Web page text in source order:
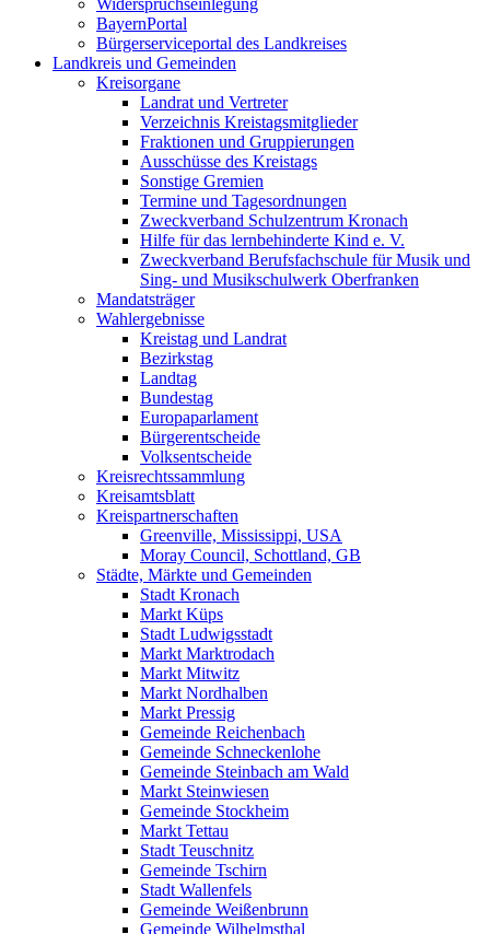
Widerspruchseinlegung
BayernPortal
Bürgerserviceportal des Landkreises
Landkreis und Gemeinden
Kreisorgane
Landrat und Vertreter
Verzeichnis Kreistagsmitglieder
Fraktionen und Gruppierungen
Ausschüsse des Kreistags
Sonstige Gremien
Termine und Tagesordnungen
Zweckverband Schulzentrum Kronach
Hilfe für das lernbehinderte Kind e. V.
Zweckverband Berufsfachschule für Musik und
Sing- und Musikschulwerk Oberfranken
Mandatsträger
Wahlergebnisse
Kreistag und Landrat
Bezirkstag
Landtag
Bundestag
Europaparlament
Bürgerentscheide
Volksentscheide
Kreisrechtssammlung
Kreisamtsblatt
Kreispartnerschaften
Greenville, Mississippi, USA
Moray Council, Schottland, GB
Städte, Märkte und Gemeinden
Stadt Kronach
Markt Küps
Stadt Ludwigsstadt
Markt Marktrodach
Markt Mitwitz
Markt Nordhalben
Markt Pressig
Gemeinde Reichenbach
Gemeinde Schneckenlohe
Gemeinde Steinbach am Wald
Markt Steinwiesen
Gemeinde Stockheim
Markt Tettau
Stadt Teuschnitz
Gemeinde Tschirn
Stadt Wallenfels
Gemeinde Weißenbrunn
Gemeinde Wilhelmsthal